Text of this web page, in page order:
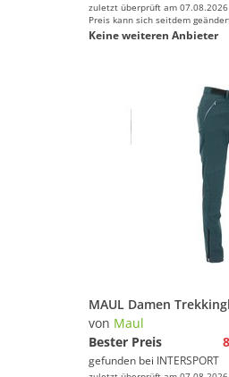
zuletzt überprüft am
Preis kann sich seitdem
Keine weiteren Anbieter
von Maul
Bester Preis
gefunden bei INTERSPORT